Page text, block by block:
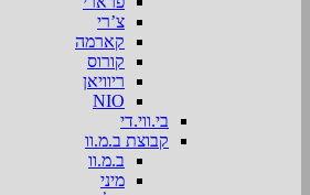
צ’רי
קארמה
קורוס
ריוויאן
NIO
בי.ווי.די
קבוצת ב.מ.וו
ב.מ.וו
מיני